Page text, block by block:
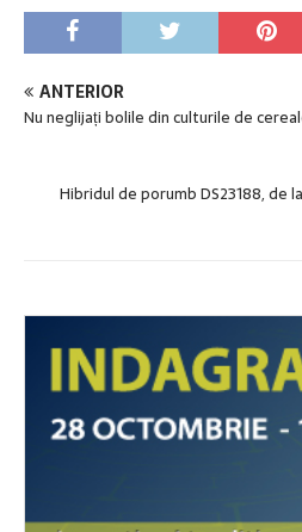
ANTERIOR
Nu neglijați bolile din culturile de
Hibridul de porumb DS23188, de